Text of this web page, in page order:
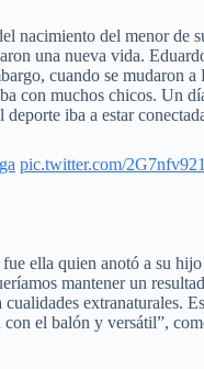
del menor de
una nueva vida.
cuando se mudaron
con muchos chicos. Un
iba a estar
pic.twitter.com/
ella quien anotó a su
mantener un
extranaturales.
el balón y versátil”,